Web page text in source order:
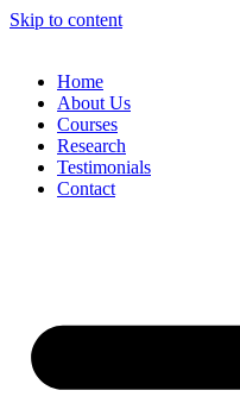
Skip to content
Home
About Us
Courses
Research
Testimonials
Contact